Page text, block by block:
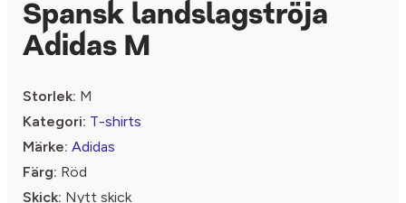
Spansk landslagströja
Adidas M
Storlek: M
Kategori: T-shirts
Märke: Adidas
Färg: Röd
Skick: Nytt skick